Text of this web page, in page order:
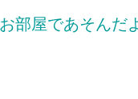
お部屋であそんだ